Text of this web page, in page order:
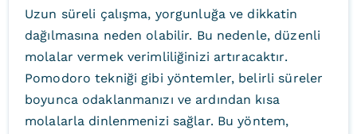
Uzun süreli çalışma, yorgunluğa ve dikkatin
dağılmasına neden olabilir. Bu nedenle, düzenli
molalar vermek verimliliğinizi artıracaktır.
Pomodoro tekniği gibi yöntemler, belirli süreler
boyunca odaklanmanızı ve ardından kısa
molalarla dinlenmenizi sağlar. Bu yöntem,